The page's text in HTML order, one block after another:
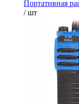
Портативная
/ шт